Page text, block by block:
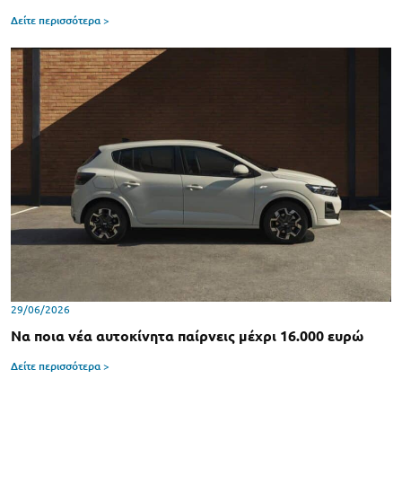
Δείτε περισσότερα >
29/06/2026
Να ποια νέα αυτοκίνητα παίρνεις μέχρι 16.000 ευρώ
Δείτε περισσότερα >